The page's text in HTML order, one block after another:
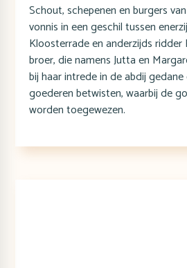
Schout, schepenen en burgers
vonnis in een geschil tussen
Kloosterrade en anderzijds ridder
broer, die namens Jutta en
bij haar intrede in de abdij
goederen betwisten, waarbij de
worden toegewezen.